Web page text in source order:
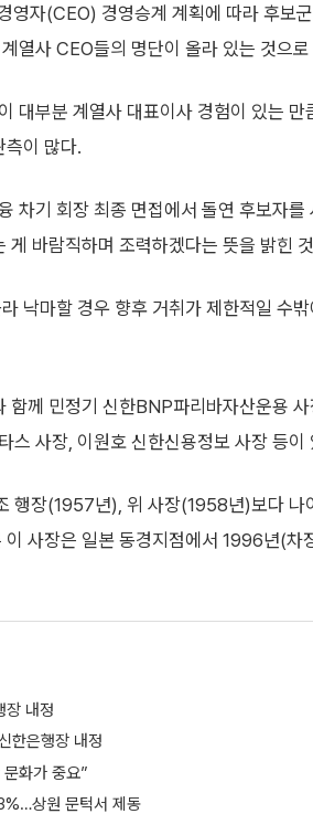
영자(CEO) 경영승계 계획에 따라 후보
열사 CEO들의 명단이 올라 있는 것으
대부분 계열사 대표이사 경험이 있는
측이 많다.
차기 회장 최종 면접에서 돌연 후보자
게 바람직하며 조력하겠다는 뜻을 밝힌
낙마할 경우 향후 거취가 제한적일 수
함께 민정기 신한BNP파리바자산운용
스 사장, 이원호 신한신용정보 사장 등이
행장(1957년), 위 사장(1958년)보다
이 사장은 일본 동경지점에서 1996년(
장 내정
한은행장 내정
화가 중요”
상원 문턱서 제동